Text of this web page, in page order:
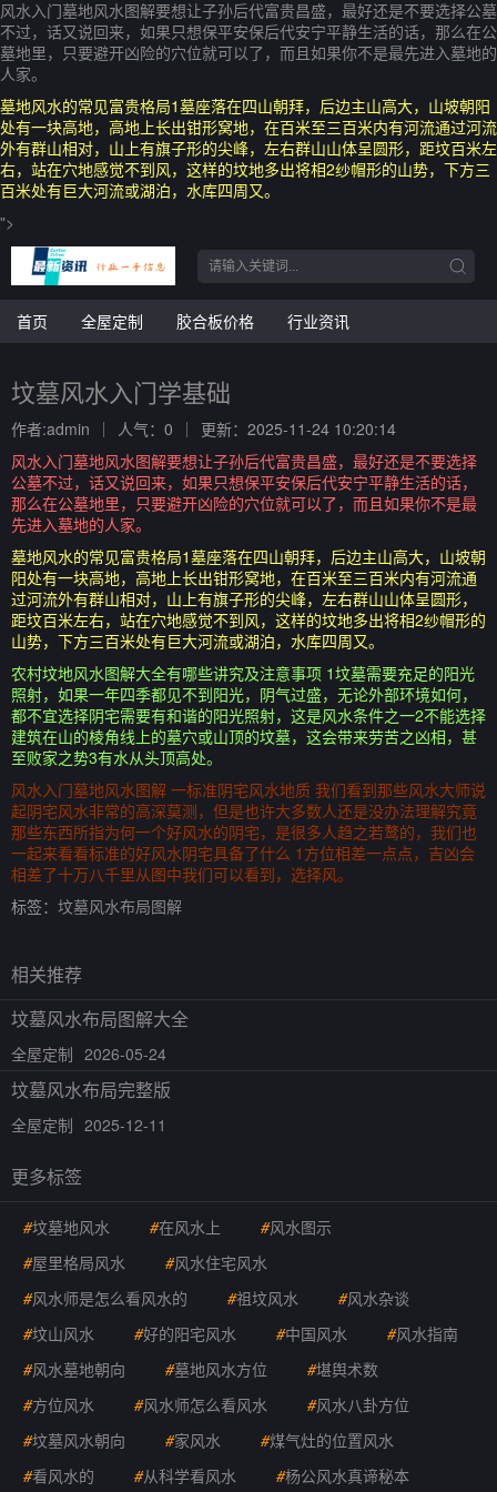
风水入门墓地风水图解要想让子孙后代富贵昌盛，最好还是不要选择公墓
不过，话又说回来，如果只想保平安保后代安宁平静生活的话，那么在公
墓地里，只要避开凶险的穴位就可以了，而且如果你不是最先进入墓地的
人家。
墓地风水的常见富贵格局1墓座落在四山朝拜，后边主山高大，山坡朝阳
处有一块高地，高地上长出钳形窝地，在百米至三百米内有河流通过河流
外有群山相对，山上有旗子形的尖峰，左右群山山体呈圆形，距坟百米左
右，站在穴地感觉不到风，这样的坟地多出将相2纱帽形的山势，下方三
百米处有巨大河流或湖泊，水库四周又。
">
首页 全屋定制 胶合板价格 行业资讯
坟墓风水入门学基础
作者:admin 人气：0
更新：2025-11-24 10:20:14
风水入门墓地风水图解要想让子孙后代富贵昌盛，最好还是不要选择
公墓不过，话又说回来，如果只想保平安保后代安宁平静生活的话，
那么在公墓地里，只要避开凶险的穴位就可以了，而且如果你不是最
先进入墓地的人家。
墓地风水的常见富贵格局1墓座落在四山朝拜，后边主山高大，山坡朝
阳处有一块高地，高地上长出钳形窝地，在百米至三百米内有河流通
过河流外有群山相对，山上有旗子形的尖峰，左右群山山体呈圆形，
距坟百米左右，站在穴地感觉不到风，这样的坟地多出将相2纱帽形的
山势，下方三百米处有巨大河流或湖泊，水库四周又。
农村坟地风水图解大全有哪些讲究及注意事项 1坟墓需要充足的阳光
照射，如果一年四季都见不到阳光，阴气过盛，无论外部环境如何，
都不宜选择阴宅需要有和谐的阳光照射，这是风水条件之一2不能选择
建筑在山的棱角线上的墓穴或山顶的坟墓，这会带来劳苦之凶相，甚
至败家之势3有水从头顶高处。
风水入门墓地风水图解 一标准阴宅风水地质 我们看到那些风水大师说
起阴宅风水非常的高深莫测，但是也许大多数人还是没办法理解究竟
那些东西所指为何一个好风水的阴宅，是很多人趋之若鹜的，我们也
一起来看看标准的好风水阴宅具备了什么 1方位相差一点点，吉凶会
相差了十万八千里从图中我们可以看到，选择风。
标签： 坟墓风水布局图解
相关推荐
坟墓风水布局图解大全
全屋定制 2026-05-24
坟墓风水布局完整版
全屋定制 2025-12-11
更多标签
#坟墓地风水 #在风水上 #风水图示
#屋里格局风水 #风水住宅风水
#风水师是怎么看风水的 #祖坟风水 #风水杂谈
#坟山风水 #好的阳宅风水 #中国风水 #风水指南
#风水墓地朝向 #墓地风水方位 #堪舆术数
#方位风水 #风水师怎么看风水 #风水八卦方位
#坟墓风水朝向 #家风水 #煤气灶的位置风水
#看风水的 #从科学看风水 #杨公风水真谛秘本